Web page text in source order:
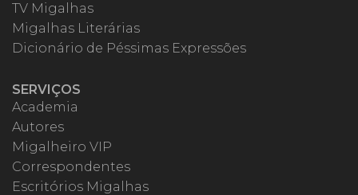
TV Migalhas
Migalhas Literárias
Dicionário de Péssimas Expressões
SERVIÇOS
Academia
Autores
Migalheiro VIP
Correspondentes
Escritórios Migalhas